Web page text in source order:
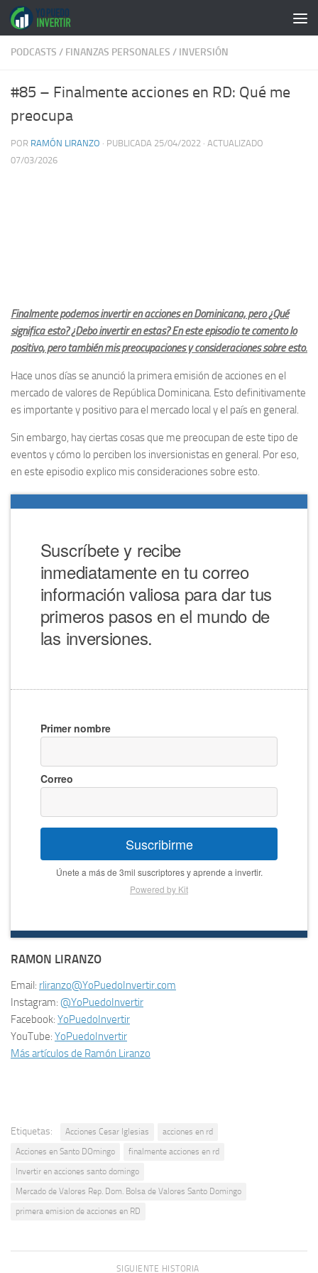
Saltar al contenido
PODCASTS / FINANZAS PERSONALES / INVERSIÓN
#85 – Finalmente acciones en RD: Qué me
preocupa
POR RAMÓN LIRANZO · PUBLICADA 25/04/2022 · ACTUALIZADO
07/03/2026
Finalmente podemos invertir en acciones en Dominicana, pero ¿Qué
significa esto? ¿Debo invertir en estas? En este episodio te comento lo
positivo, pero también mis preocupaciones y consideraciones sobre esto.
Hace unos días se anunció la primera emisión de acciones en el
mercado de valores de República Dominicana. Esto definitivamente
es importante y positivo para el mercado local y el país en general.
Sin embargo, hay ciertas cosas que me preocupan de este tipo de
eventos y cómo lo perciben los inversionistas en general. Por eso,
en este episodio explico mis consideraciones sobre esto.
Suscríbete y recibe
inmediatamente en tu correo
información valiosa para dar tus
primeros pasos en el mundo de
las inversiones.
Primer nombre
Correo
Suscribirme
Únete a más de 3mil suscriptores y aprende a invertir.
Powered by Kit
RAMON LIRANZO
Email: rliranzo@YoPuedoInvertir.com
Instagram: @YoPuedoInvertir
Facebook: YoPuedoInvertir
YouTube: YoPuedoInvertir
Más artículos de Ramón Liranzo
Etiquetas: Acciones Cesar Iglesias
acciones en rd
Acciones en Santo DOmingo
finalmente acciones en rd
Invertir en acciones santo domingo
Mercado de Valores Rep. Dom. Bolsa de Valores Santo Domingo
primera emision de acciones en RD
SIGUIENTE HISTORIA